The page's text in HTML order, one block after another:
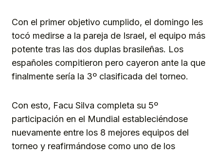
Con el primer objetivo cumplido, el domingo les
tocó medirse a la pareja de Israel, el equipo más
potente tras las dos duplas brasileñas. Los
españoles compitieron pero cayeron ante la que
finalmente sería la 3º clasificada del torneo.
Con esto, Facu Silva completa su 5º
participación en el Mundial estableciéndose
nuevamente entre los 8 mejores equipos del
torneo y reafirmándose como uno de los